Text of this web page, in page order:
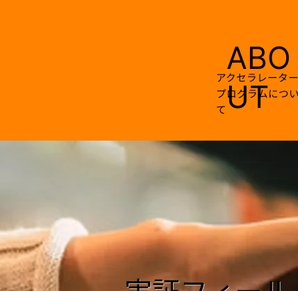
ABO
UT
アクセラレーター
プログラムについ
て